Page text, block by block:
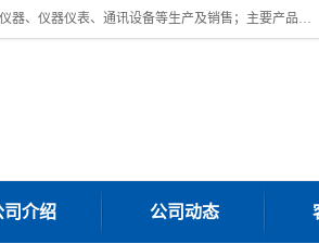
上海川纳实验仪器有限公司成立于2023年，注册地位于上海市奉贤区。经营范围包括：实验分析仪器、仪器仪表、通讯设备等生产及销售；主要产品有：全自动微量分液仪，一体化蒸馏仪，氟化物蒸馏仪，培养箱干燥箱，人工气候箱，生化培养箱，二氧化碳培养箱，厌氧培养箱，三气培养箱，光照培养箱等。
司介绍 公司动态